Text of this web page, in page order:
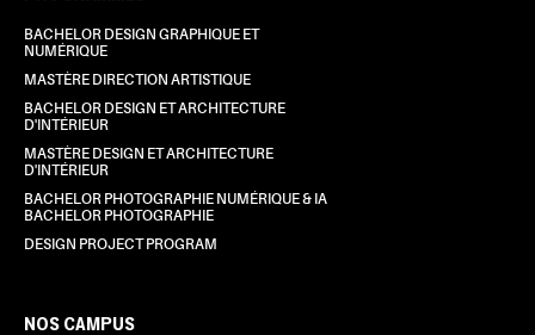
BACHELOR DESIGN GRAPHIQUE ET
NUMÉRIQUE
MASTÈRE DIRECTION ARTISTIQUE
BACHELOR DESIGN ET ARCHITECTURE
D'INTÉRIEUR
MASTÈRE DESIGN ET ARCHITECTURE
D'INTÉRIEUR
BACHELOR PHOTOGRAPHIE NUMÉRIQUE & IA
BACHELOR PHOTOGRAPHIE
DESIGN PROJECT PROGRAM
NOS CAMPUS